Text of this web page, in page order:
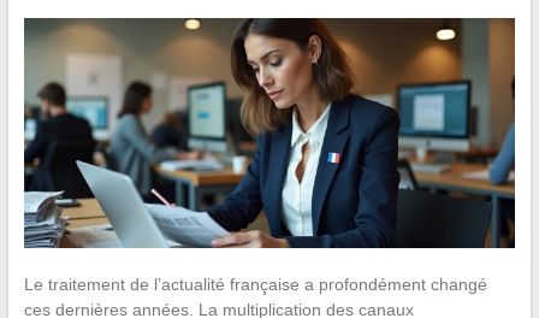
Le traitement de l’actualité française a profondément changé
ces dernières années. La multiplication des canaux